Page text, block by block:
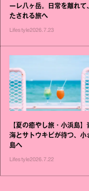
ーレ八ヶ岳。日常を離れて
たされる旅へ
Lifestyle2026.7.23
【夏の癒やし旅・小浜島】
海とサトウキビが待つ、小
島へ
Lifestyle2026.7.22